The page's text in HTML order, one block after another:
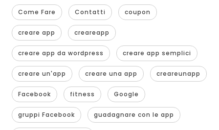
Come Fare Contatti coupon
creare app creareapp
creare app da wordpress creare app semplici
creare un'app creare una app creareunapp
Facebook fitness Google
gruppi Facebook guadagnare con le app